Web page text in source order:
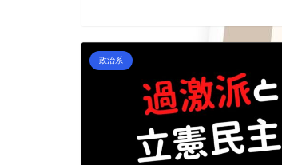
政治系